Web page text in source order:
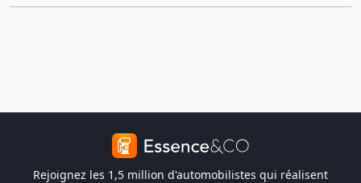
Rejoignez les 1,5 million d'automobilistes qui réalisent